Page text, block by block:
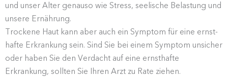
und unser Alter genauso wie Stress, seelische Belastung und
unsere Ernährung.
Trockene Haut kann aber auch ein Symptom für eine ernst­
hafte Erkrankung sein. Sind Sie bei einem Symptom unsicher
oder haben Sie den Verdacht auf eine ernst­hafte
Erkrankung, sollten Sie Ihren Arzt zu Rate ziehen.